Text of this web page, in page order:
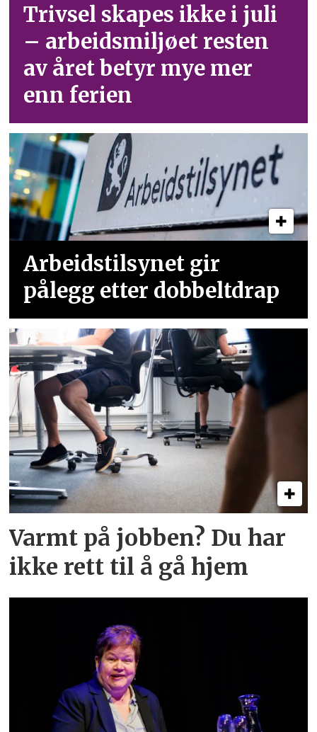
Trivsel skapes ikke i juli
– arbeid­smiljøet resten
av året betyr mye mer
enn ferien
Arbeidstilsynet gir
pålegg etter dobbeltdrap
Varmt på jobben? Du har
ikke rett til å gå hjem